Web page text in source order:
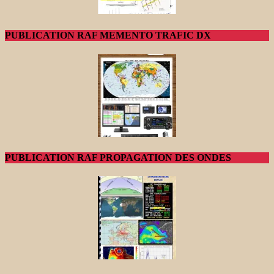
PUBLICATION RAF MEMENTO TRAFIC DX
PUBLICATION RAF PROPAGATION DES ONDES